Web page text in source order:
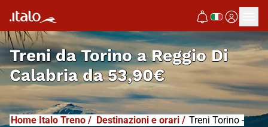
Treni daTorino a Reggio Di
Calabriada53,90€
Home Italo Treno / Destinazioni e orari / Treni Torino -
ITABUS